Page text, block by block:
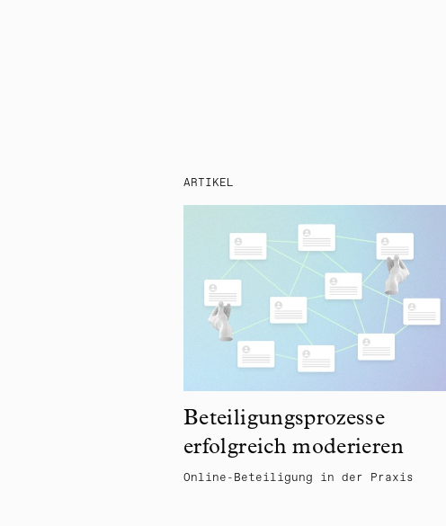
ARTIKEL
Beteiligungsprozesse
erfolgreich moderieren
Online-Beteiligung in der Praxis